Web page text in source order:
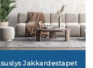
Jakkardestapet